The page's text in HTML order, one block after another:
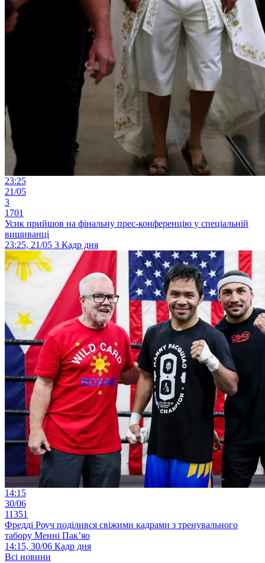
23:25
21/05
3
1701
Усик прийшов на фінальну прес-конференцію у спеціальній
вишиванці
23:25, 21/05 3 Кадр дня
14:15
30/06
11351
Фредді Роуч поділився свіжими кадрами з тренувального
табору Менні Пак’яо
14:15, 30/06 Кадр дня
Всі новини